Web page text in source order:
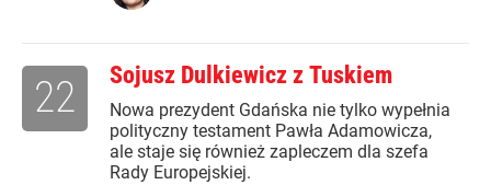
Sojusz Dulkiewicz z Tuskiem
Nowa prezydent Gdańska nie tylko wypełnia
polityczny testament Pawła Adamowicza,
ale staje się również zapleczem dla szefa
Rady Europejskiej.
22